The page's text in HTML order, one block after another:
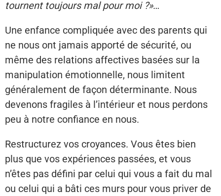
tournent toujours mal pour moi ?»…
Une enfance compliquée avec des parents qui
ne nous ont jamais apporté de sécurité, ou
même des relations affectives basées sur la
manipulation émotionnelle, nous limitent
généralement de façon déterminante. Nous
devenons fragiles à l’intérieur et nous perdons
peu à notre confiance en nous.
Restructurez vos croyances. Vous êtes bien
plus que vos expériences passées, et vous
n’êtes pas défini par celui qui vous a fait du mal
ou celui qui a bâti ces murs pour vous priver de